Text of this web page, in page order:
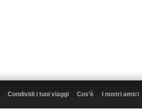
Condividi i tuoi viaggi Cos’è I nostri amici